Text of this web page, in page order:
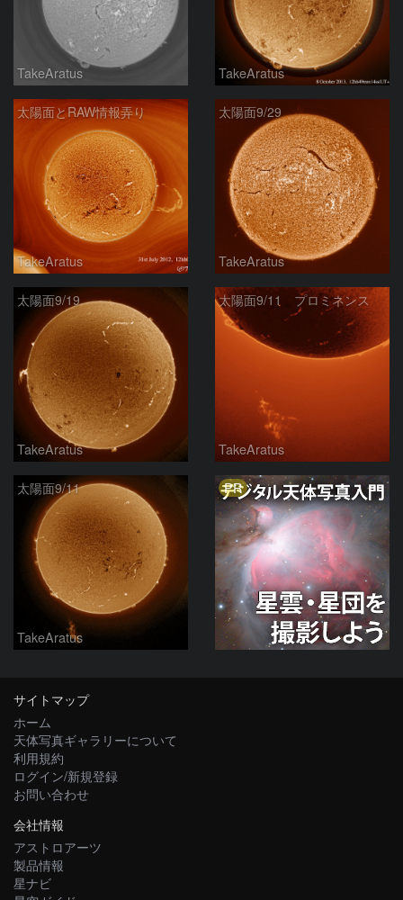
TakeAratus TakeAratus
太陽面とRAW情報弄り
TakeAratus
太陽面9/29
TakeAratus
太陽面9/19
TakeAratus
太陽面9/11 プロミネンス
TakeAratus
太陽面9/11
TakeAratus
PR
サイトマップ
ホーム
天体写真ギャラリーについて
利用規約
ログイン/新規登録
お問い合わせ
会社情報
アストロアーツ
製品情報
星ナビ